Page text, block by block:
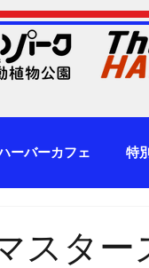
ーバーカフェ 特
スター